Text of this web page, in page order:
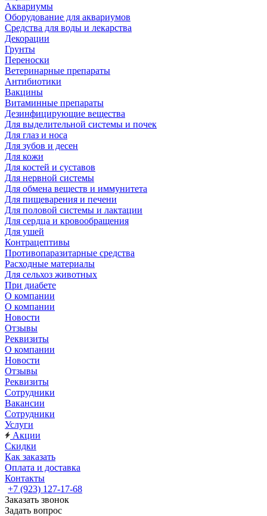
Аквариумы
Оборудование для аквариумов
Средства для воды и лекарства
Декорации
Грунты
Переноски
Ветеринарные препараты
Антибиотики
Вакцины
Витаминные препараты
Дезинфицирующие вещества
Для выделительной системы и почек
Для глаз и носа
Для зубов и десен
Для кожи
Для костей и суставов
Для нервной системы
Для обмена веществ и иммунитета
Для пищеварения и печени
Для половой системы и лактации
Для сердца и кровообращения
Для ушей
Контрацептивы
Противопаразитарные средства
Расходные материалы
Для сельхоз животных
При диабете
О компании
О компании
Новости
Отзывы
Реквизиты
О компании
Новости
Отзывы
Реквизиты
Сотрудники
Вакансии
Сотрудники
Услуги
Акции
Скидки
Как заказать
Оплата и доставка
Контакты
+7 (923) 127-17-68
Заказать звонок
Задать вопрос